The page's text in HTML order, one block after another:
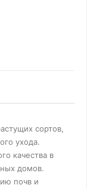
сортов,
ухода.
качества в
домов.
почв и